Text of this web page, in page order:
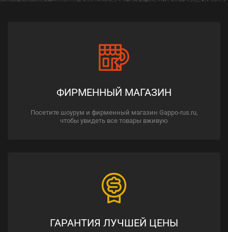
ФИРМЕННЫЙ МАГАЗИН
Посетите шоурум и фирменный магазин Gappo-rus.ru,
чтобы увидеть все товары вживую
ГАРАНТИЯ ЛУЧШЕЙ ЦЕНЫ